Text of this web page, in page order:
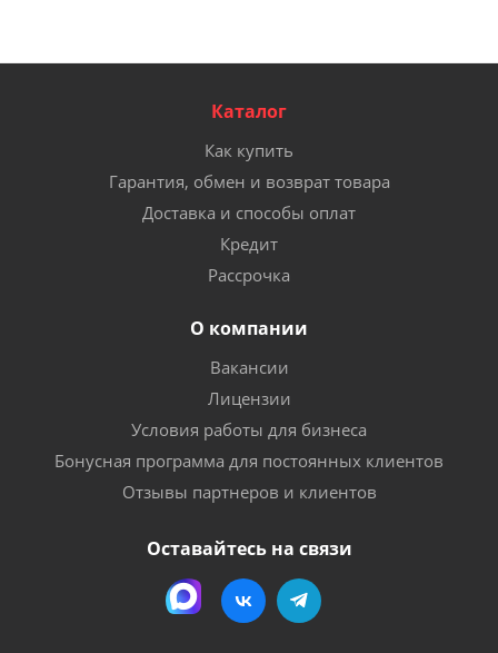
Каталог
Как купить
Гарантия, обмен и возврат товара
Доставка и способы оплат
Кредит
Рассрочка
О компании
Вакансии
Лицензии
Условия работы для бизнеса
Бонусная программа для постоянных клиентов
Отзывы партнеров и клиентов
Оставайтесь на связи